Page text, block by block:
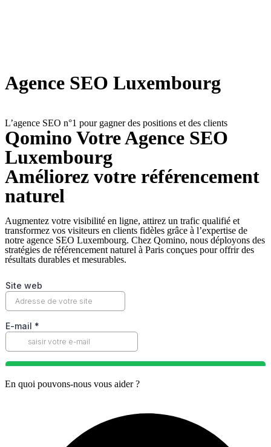
Agence SEO Luxembourg
L’agence SEO n°1 pour gagner des positions et des clients
Qomino VotreAgence SEO
Luxembourg
Améliorez votre référencement
naturel
Augmentez votre visibilité en ligne, attirez un trafic qualifié et
transformez vos visiteurs en clients fidèles grâce à l’expertise de
notre agence SEO Luxembourg. Chez Qomino, nous déployons des
stratégies de référencement naturel à Paris conçues pour offrir des
résultats durables et mesurables.
En quoi pouvons-nous vous aider ?